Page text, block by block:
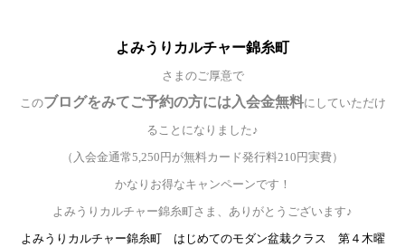
よみうりカルチャー錦糸町
さまのご厚意で
このブログをみてご予約の方には入会金無料にしていただけ
ることになりました♪
（入会金通常5,250円が無料カード発行料210円実費）
かなりお得なキャンペーンです！
よみうりカルチャー錦糸町さま、ありがとうございます♪
よみうりカルチャー錦糸町 はじめてのモダン盆栽クラス 第４木曜